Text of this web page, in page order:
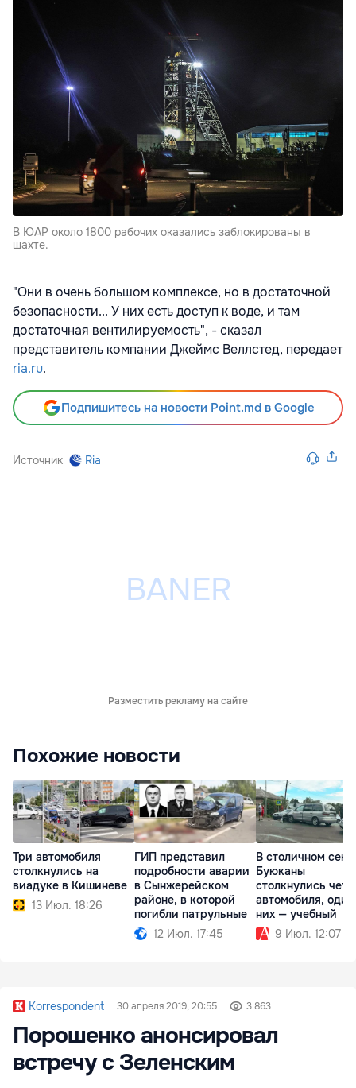
В ЮАР около 1800 рабочих оказались заблокированы в
шахте.
"Они в очень большом комплексе, но в достаточной
безопасности... У них есть доступ к воде, и там
достаточная вентилируемость", - сказал
представитель компании Джеймс Веллстед, передает
ria.ru.
Подпишитесь на новости Point.md в Google
Источник Ria
Разместить рекламу на сайте
Похожие новости
Три автомобиля
столкнулись на
виадуке в Кишиневе
13 Июл. 18:26
ГИП представил
подробности аварии
в Сынжерейском
районе, в которой
погибли патрульные
12 Июл. 17:45
В столичном
Буюканы
столкнулись
автомобиля,
них — учебный
9 Июл. 12:07
Korrespondent 30 апреля 2019, 20:55 3 863
Порошенко анонсировал
встречу с Зеленским